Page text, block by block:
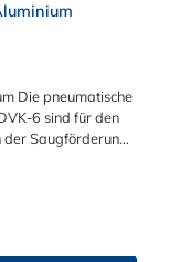
Die pneumatische
6 sind für den
der Saugförderung
mit folgenden
38 mm und 110